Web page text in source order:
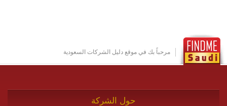
http://www.plutosms.com/zagel
مرحباً بك في موقع دليل الشركات السعودية
حول الشركة